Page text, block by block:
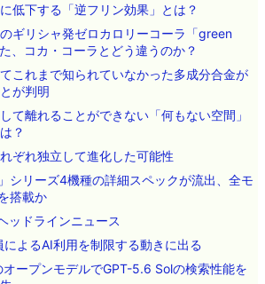
低下する「逆フリン効果」とは？
ギリシャ発ゼロカロリーコーラ「green
、コカ・コーラとどう違うのか？
これまで知られていなかった多成分合金が
が判明
て離れることができない「何もない空間」
？
ぞれ独立して進化した可能性
シリーズ4機種の詳細スペックが流出、全モ
搭載か
ッドラインニュース
よるAI利用を制限する動きに出る
ープンモデルでGPT-5.6 Solの検索性能を